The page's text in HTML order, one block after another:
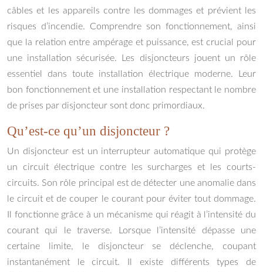
câbles et les appareils contre les dommages et prévient les
risques d’incendie. Comprendre son fonctionnement, ainsi
que la relation entre ampérage et puissance, est crucial pour
une installation sécurisée. Les disjoncteurs jouent un rôle
essentiel dans toute installation électrique moderne. Leur
bon fonctionnement et une installation respectant le nombre
de prises par disjoncteur sont donc primordiaux.
Qu’est-ce qu’un disjoncteur ?
Un disjoncteur est un interrupteur automatique qui protège
un circuit électrique contre les surcharges et les courts-
circuits. Son rôle principal est de détecter une anomalie dans
le circuit et de couper le courant pour éviter tout dommage.
Il fonctionne grâce à un mécanisme qui réagit à l’intensité du
courant qui le traverse. Lorsque l’intensité dépasse une
certaine limite, le disjoncteur se déclenche, coupant
instantanément le circuit. Il existe différents types de